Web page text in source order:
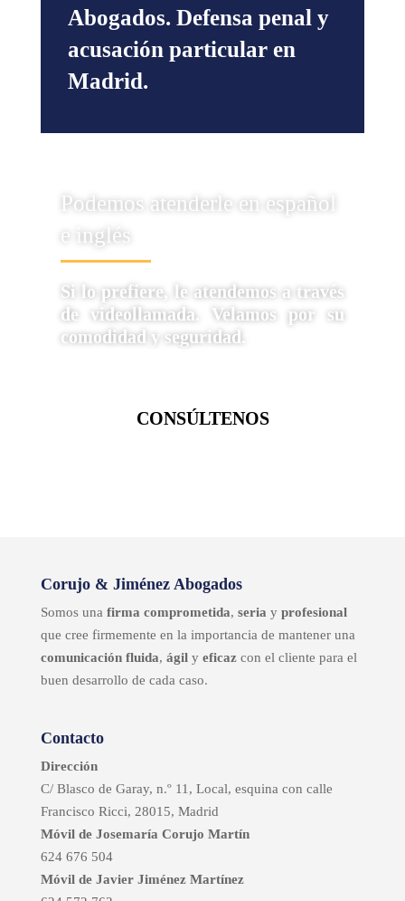
Abogados. Defensa penal y
acusación particular en
Madrid.
Podemos atenderle en español
e inglés
Si lo prefiere, le atendemos a través
de videollamada. Velamos por su
comodidad y seguridad.
CONSÚLTENOS
Corujo & Jiménez Abogados
Somos una firma comprometida, seria y profesional
que cree firmemente en la importancia de mantener una
comunicación fluida, ágily eficazcon el cliente para el
buen desarrollo de cada caso.
Contacto
Dirección
C/ Blasco de Garay, n.º 11, Local, esquina con calle
Francisco Ricci, 28015, Madrid
Móvil de Josemaría Corujo Martín
624 676 504
Móvil de Javier Jiménez Martínez